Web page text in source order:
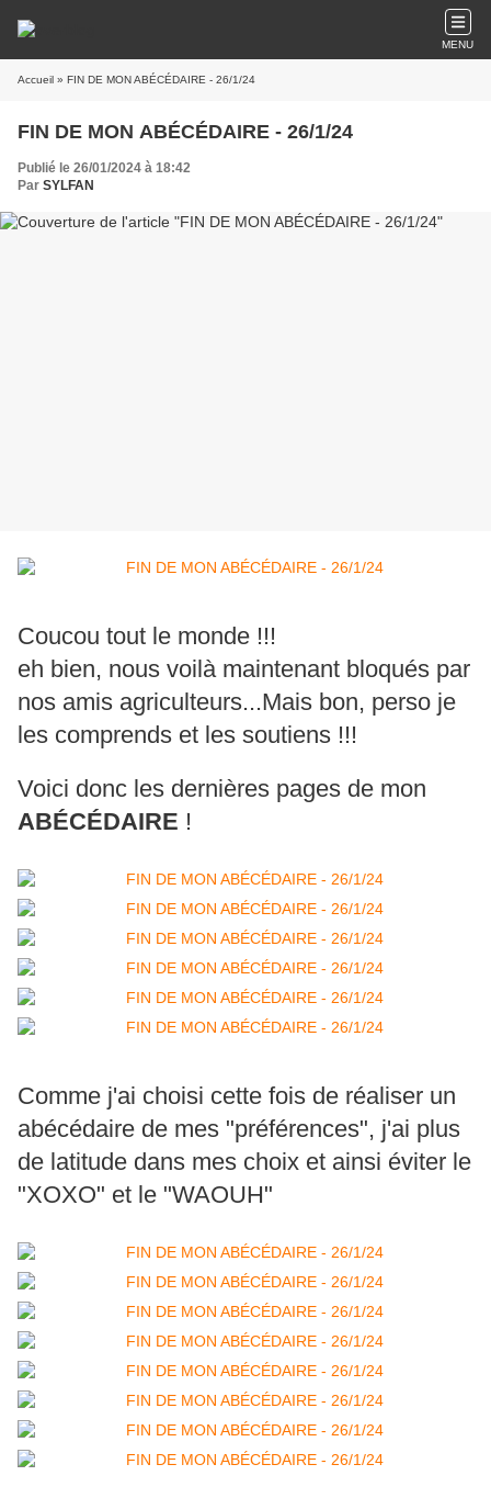
MENU
Accueil » FIN DE MON ABÉCÉDAIRE - 26/1/24
FIN DE MON ABÉCÉDAIRE - 26/1/24
Publié le 26/01/2024 à 18:42
Par SYLFAN
Coucou tout le monde !!!
eh bien, nous voilà maintenant bloqués par
nos amis agriculteurs...Mais bon, perso je
les comprends et les soutiens !!!
Voici donc les dernières pages de mon
ABÉCÉDAIRE !
Comme j'ai choisi cette fois de réaliser un
abécédaire de mes "préférences", j'ai plus
de latitude dans mes choix et ainsi éviter le
"XOXO" et le "WAOUH"